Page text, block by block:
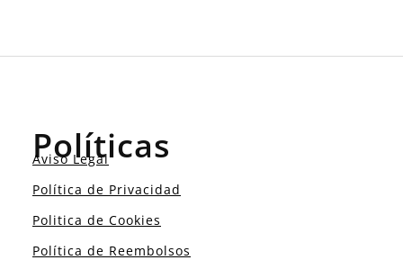
Políticas
Aviso Legal
Política de Privacidad
Politica de Cookies
Política de Reembolsos